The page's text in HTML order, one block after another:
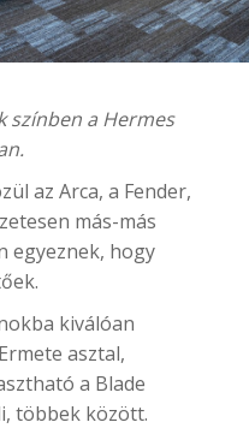
színben a Hermes
az Arca, a Fender,
más-más
egyeznek, hogy
kiválóan
asztal,
a Blade
többek között.